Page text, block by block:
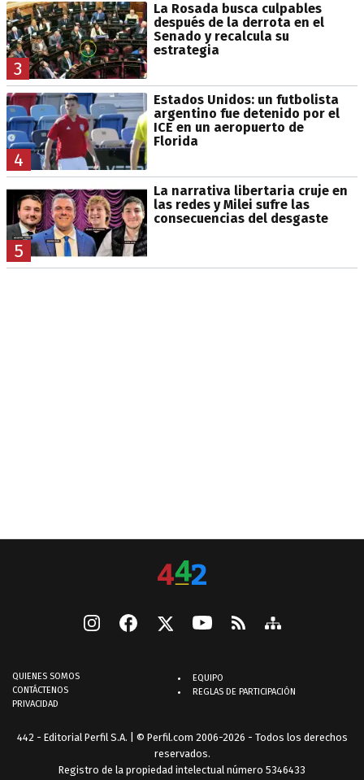
3
La Rosada busca culpables
después de la derrota en el
Senado y recalcula su
estrategia
4
Estados Unidos: un futbolista
argentino fue detenido por el
ICE en un aeropuerto de
Florida
5
La narrativa libertaria cruje en
las redes y Milei sufre las
consecuencias del desgaste
QUIENES SOMOS
CONTÁCTENOS
PRIVACIDAD
EQUIPO
REGLAS DE PARTICIPACIÓN
442 - Editorial Perfil S.A. | © Perfil.com 2006-2026 - Todos los derechos
reservados.
Registro de la propiedad intelectual número 5346433